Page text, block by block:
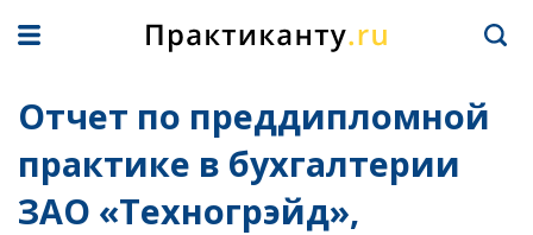
Отчет по преддипломной
практике в бухгалтерии
ЗАО «Техногрэйд»,